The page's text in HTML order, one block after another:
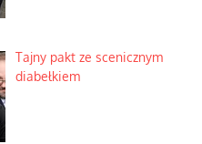
Tajny pakt ze scenicznym
diabełkiem